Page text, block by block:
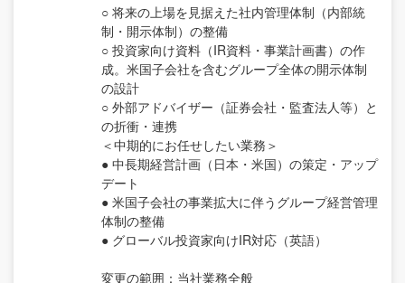
○ 将来の上場を見据えた社内管理体制（内部統
制・開示体制）の整備
○ 投資家向け資料（IR資料・事業計画書）の作
成。米国子会社を含むグループ全体の開示体制
の設計
○ 外部アドバイザー（証券会社・監査法人等）と
の折衝・連携
＜中期的にお任せしたい業務＞
● 中長期経営計画（日本・米国）の策定・アップ
デート
● 米国子会社の事業拡大に伴うグループ経営管理
体制の整備
● グローバル投資家向けIR対応（英語）
変更の範囲：当社業務全般